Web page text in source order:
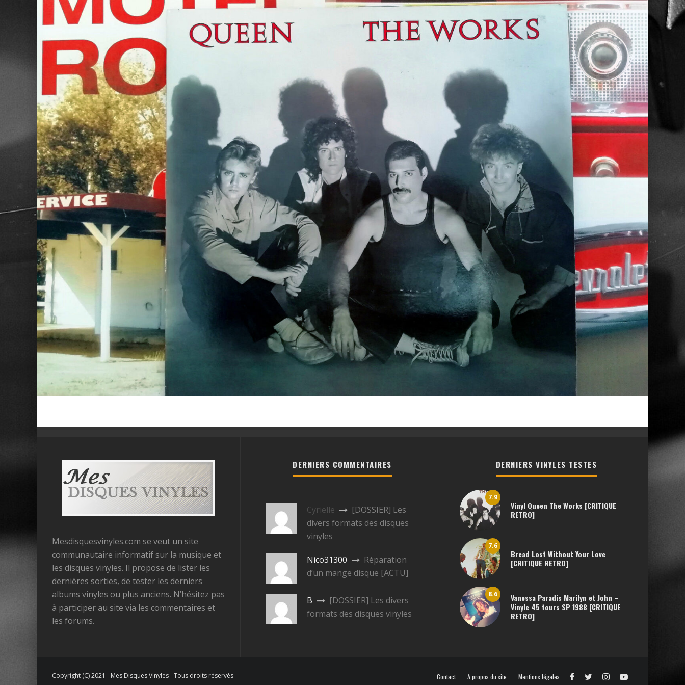
Mesdisquesvinyles.com se veut un site
communautaire informatif sur la musique et
les disques vinyles. Il propose de lister les
dernières sorties, de tester les derniers
albums vinyles ou plus anciens. N’hésitez pas
à participer au site via les commentaires et
les forums.
DERNIERS COMMENTAIRES
Cyrielle
[DOSSIER] Les
divers formats des disques
vinyles
Nico31300
Réparation
d’un mange disque [ACTU]
B
[DOSSIER] Les divers
formats des disques vinyles
DERNIERS VINYLES TESTES
7.9
Vinyl Queen The Works [CRITIQUE
RETRO]
7.6
Bread Lost Without Your Love
[CRITIQUE RETRO]
8.6
Vanessa Paradis Marilyn et John –
Vinyle 45 tours SP 1988 [CRITIQUE
RETRO]
Copyright (C) 2021 - Mes Disques Vinyles - Tous droits réservés Contact A propos du site Mentions légales